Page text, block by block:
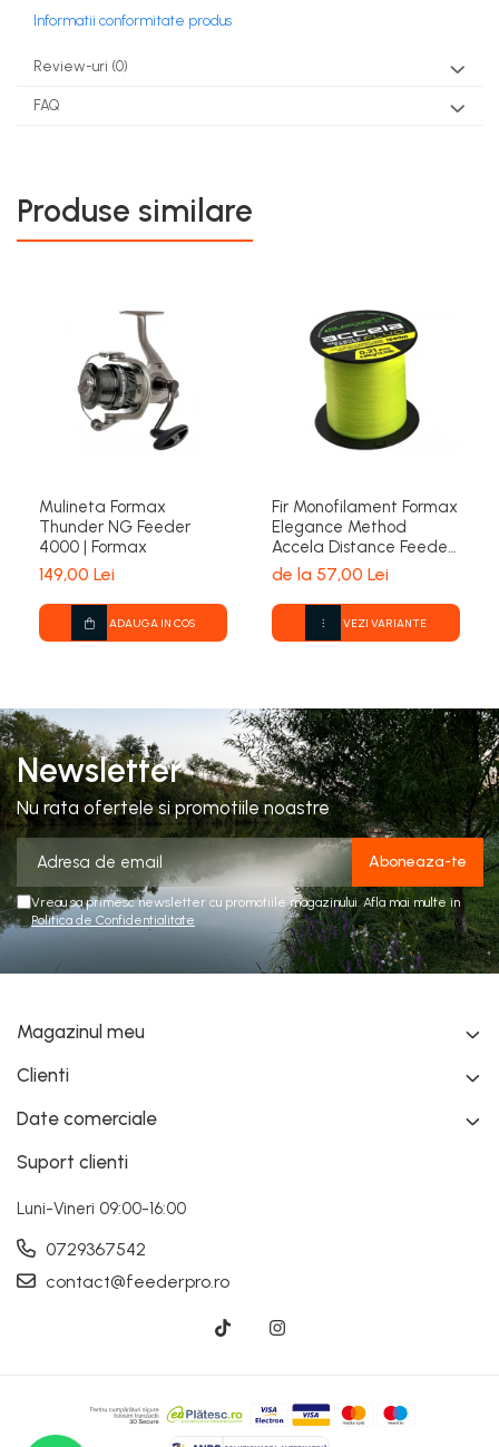
Informatii conformitate produs
Review-uri (0)
FAQ
Produse similare
Mulineta Formax
Thunder NG Feeder
4000 | Formax
149,00 Lei
ADAUGA IN COS
Fir Monofilament Formax
Elegance Method
Accela Distance Feeder
Fluo 1000m | Formax
de la 57,00 Lei
VEZI VARIANTE
Newsletter
Nu rata ofertele si promotiile noastre
Vreau sa primesc newsletter cu promotiile magazinului. Afla mai multe in
Politica de Confidentialitate
Magazinul meu
Clienti
Date comerciale
Suport clienti
Luni-Vineri 09:00-16:00
0729367542
contact@feederpro.ro